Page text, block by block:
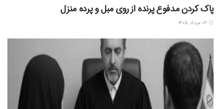
پاک کردن مدفوع پرنده از روی مبل و پرده منزل